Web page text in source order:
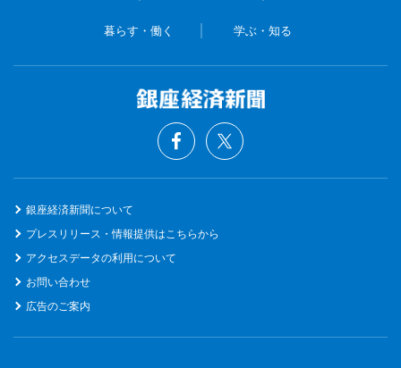
暮らす・働く 学ぶ・知る
銀座経済新聞について
プレスリリース・情報提供はこちらから
アクセスデータの利用について
お問い合わせ
広告のご案内